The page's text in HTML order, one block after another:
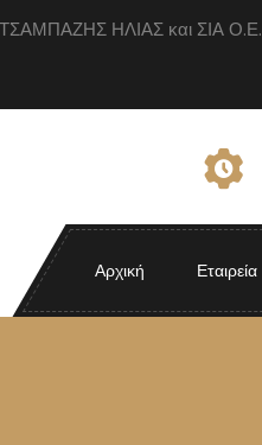
ΗΛΙΑΣ και ΣΙΑ Ο.Ε.
Αρχική Εταιρεία